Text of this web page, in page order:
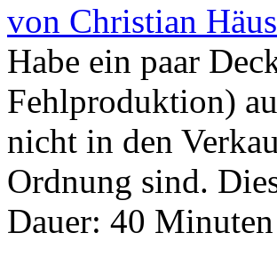
von Christian
Habe ein paar
Fehlproduktion)
nicht in den
Ordnung sind.
Dauer: 40 Minuten